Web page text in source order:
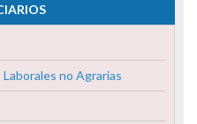
no Agrarias